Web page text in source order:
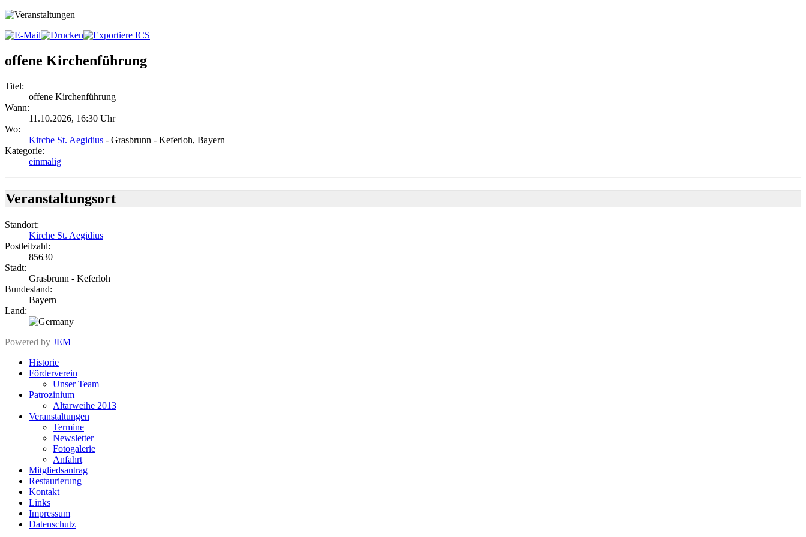
offene Kirchenführung
Titel:
offene Kirchenführung
Wann:
11.10.2026, 16:30 Uhr
Wo:
Kirche St. Aegidius - Grasbrunn - Keferloh, Bayern
Kategorie:
einmalig
Veranstaltungsort
Standort:
Kirche St. Aegidius
Postleitzahl:
85630
Stadt:
Grasbrunn - Keferloh
Bundesland:
Bayern
Land:
Powered by JEM
Historie
Förderverein
Unser Team
Patrozinium
Altarweihe 2013
Veranstaltungen
Termine
Newsletter
Fotogalerie
Anfahrt
Mitgliedsantrag
Restaurierung
Kontakt
Links
Impressum
Datenschutz